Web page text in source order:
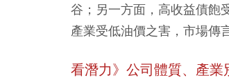
谷；另一方面，高收益債飽
產業受低油價之害，市場傳
看潛力》公司體質、產業